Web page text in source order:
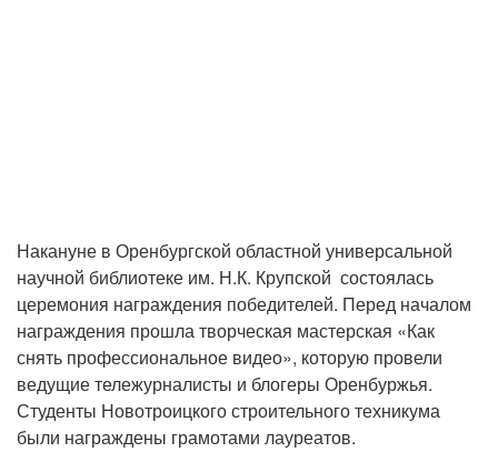
Накануне в Оренбургской областной универсальной
научной библиотеке им. Н.К. Крупской состоялась
церемония награждения победителей. Перед началом
награждения прошла творческая мастерская «Как
снять профессиональное видео», которую провели
ведущие тележурналисты и блогеры Оренбуржья.
Студенты Новотроицкого строительного техникума
были награждены грамотами лауреатов.